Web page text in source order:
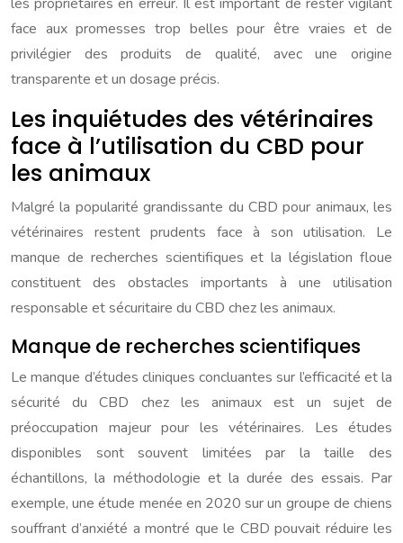
face aux promesses trop belles pour être vraies et de
privilégier des produits de qualité, avec une origine
transparente et un dosage précis.
Les inquiétudes des vétérinaires
face à l’utilisation du CBD pour
les animaux
Malgré la popularité grandissante du CBD pour animaux, les
vétérinaires restent prudents face à son utilisation. Le
manque de recherches scientifiques et la législation floue
constituent des obstacles importants à une utilisation
responsable et sécuritaire du CBD chez les animaux.
Manque de recherches scientifiques
Le manque d’études cliniques concluantes sur l’efficacité et la
sécurité du CBD chez les animaux est un sujet de
préoccupation majeur pour les vétérinaires. Les études
disponibles sont souvent limitées par la taille des
échantillons, la méthodologie et la durée des essais. Par
exemple, une étude menée en 2020 sur un groupe de chiens
souffrant d’anxiété a montré que le CBD pouvait réduire les